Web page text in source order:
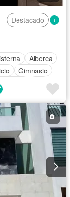
Destacado
Alberca
Gimnasio
con closet
por cable